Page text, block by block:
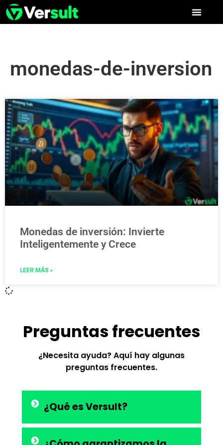
monedas-de-inversion
Monedas de inversión: Invierte
Inteligentemente y Crece
LEER MÁS »
Preguntas frecuentes
¿Necesita ayuda? Aquí hay algunas
preguntas frecuentes.
¿Qué es Versult?